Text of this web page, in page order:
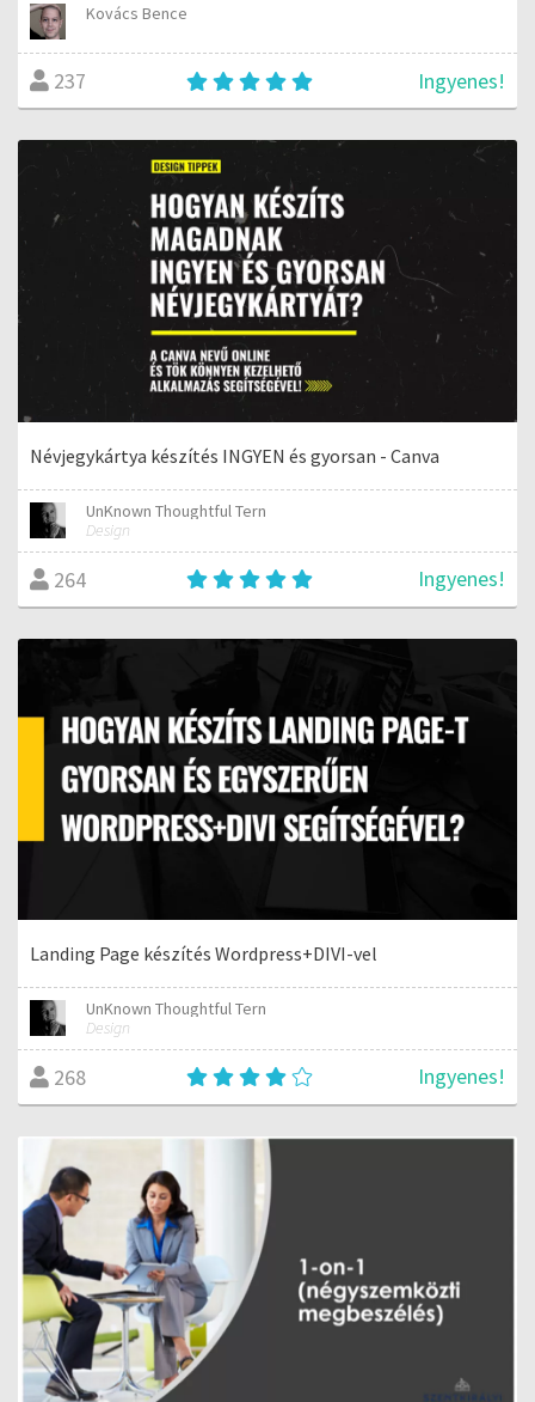
Kovács Bence
237 Ingyenes!
Névjegykártya készítés INGYEN és gyorsan - Canva
UnKnown Thoughtful Tern
Design
264 Ingyenes!
Landing Page készítés Wordpress+DIVI-vel
UnKnown Thoughtful Tern
Design
268 Ingyenes!